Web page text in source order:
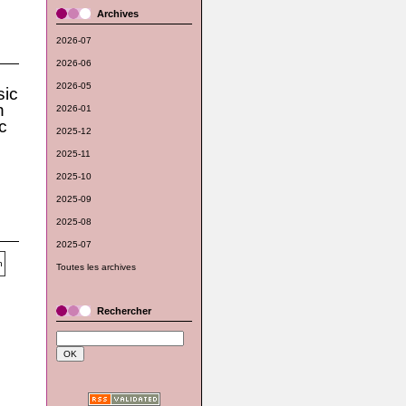
Archives
2026-07
2026-06
2026-05
2026-01
2025-12
2025-11
2025-10
2025-09
2025-08
2025-07
Toutes les archives
Rechercher